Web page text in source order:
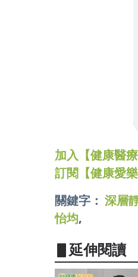
加入【健康醫
訂閱【健康愛
關鍵字： 深層
怡均,
▋延伸閱讀